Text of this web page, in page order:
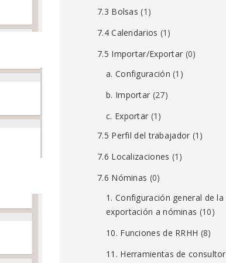
7.3 Bolsas (1)
7.4 Calendarios (1)
7.5 Importar/Exportar (0)
a. Configuración (1)
b. Importar (27)
c. Exportar (1)
7.5 Perfil del trabajador (1)
7.6 Localizaciones (1)
7.6 Nóminas (0)
1. Configuración general de la
exportación a nóminas (10)
10. Funciones de RRHH (8)
11. Herramientas de consultor